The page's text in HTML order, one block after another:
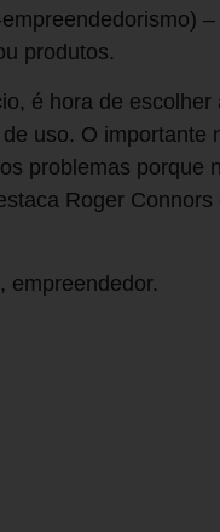
–
produtos.
é hora de escolher
uso. O importante
problemas porque
Roger Connors
empreendedor.